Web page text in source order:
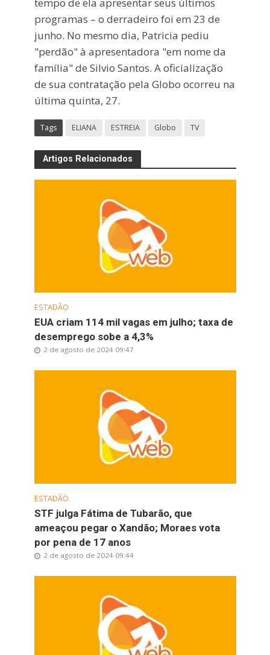
programas – o derradeiro foi em 23 de
junho. No mesmo dia, Patricia pediu
"perdão" à apresentadora "em nome da
família" de Silvio Santos. A oficialização
de sua contratação pela Globo ocorreu na
última quinta, 27.
Tags ELIANA ESTREIA Globo TV
Artigos Relacionados
ESTADÃO
EUA criam 114 mil vagas em julho; taxa de
desemprego sobe a 4,3%
2 de agosto de 2024 09:47
ESTADÃO
STF julga Fátima de Tubarão, que
ameaçou pegar o Xandão; Moraes vota
por pena de 17 anos
2 de agosto de 2024 09:44